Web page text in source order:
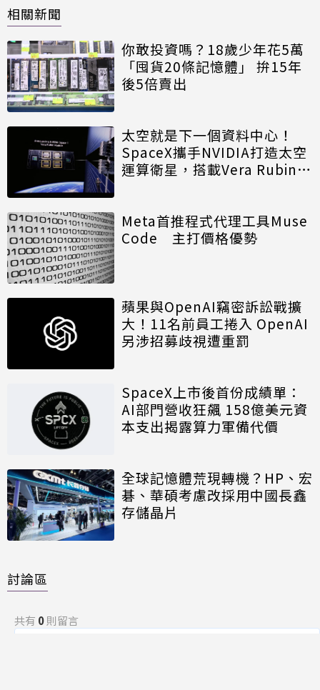
相關新聞
你敢投資嗎？18歲少年花5萬
「囤貨20條記憶體」 拚15年
後5倍賣出
太空就是下一個資料中心！
SpaceX攜手NVIDIA打造太空
運算衛星，搭載Vera Rubin運
Meta首推程式代理工具Muse
Code 主打價格優勢
蘋果與OpenAI竊密訴訟戰擴
大！11名前員工捲入 OpenAI
另涉招募歧視遭重罰
SpaceX上市後首份成績單：
AI部門營收狂飆 158億美元資
本支出揭露算力軍備代價
全球記憶體荒現轉機？HP、宏
碁、華碩考慮改採用中國長鑫
存儲晶片
討論區
共有 0則留言